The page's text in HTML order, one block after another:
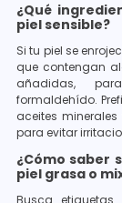
¿Qué
piel sensible?
Si tu piel se
que contengan
añadidas,
formaldehído.
aceites
para evitar
¿Cómo saber
piel grasa o
Busca